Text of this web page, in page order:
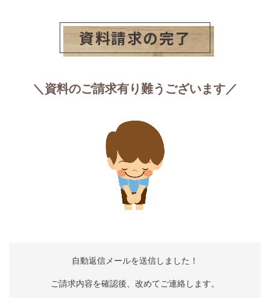
資料請求の完了
＼資料のご請求有り難うございます／
自動返信メールを送信しました！
ご請求内容を確認後、改めてご連絡します。